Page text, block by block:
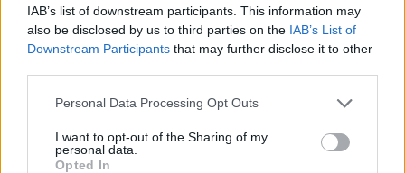
IAB’s list of downstream participants. This information may
also be disclosed by us to third parties on the IAB’s List of
Downstream Participants that may further disclose it to other
Personal Data Processing Opt Outs
I want to opt-out of the Sharing of my
personal data.
Opted In